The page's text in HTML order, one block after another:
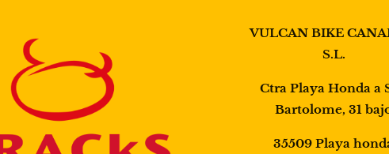
VULCAN BIKE
S.L.
Ctra Playa Honda a
Bartolome, 31
35509 Playa